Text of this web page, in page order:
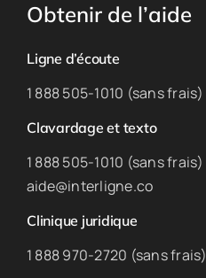
Obtenir de l’aide
Ligne d’écoute
1 888 505-1010 (sans frais)
Clavardage et texto
1 888 505-1010 (sans frais)
aide@interligne.co
Clinique juridique
1 888 970-2720 (sans frais)